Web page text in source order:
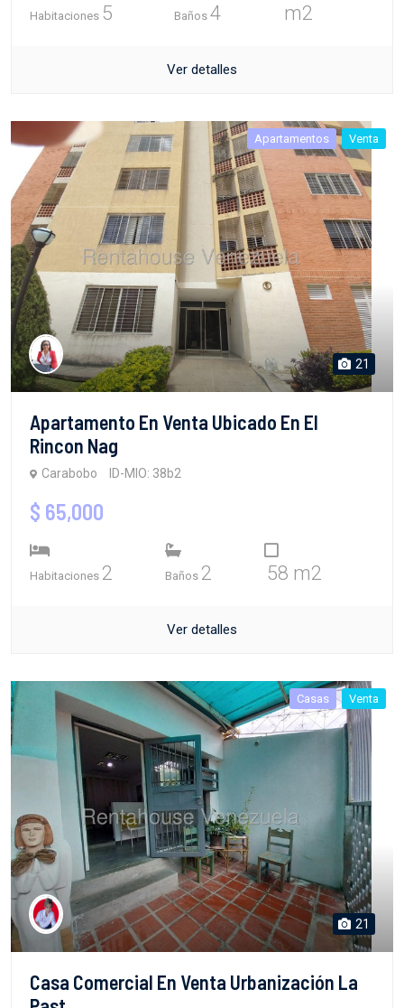
Habitaciones 5 Baños 4 m2
Ver detalles
Apartamentos Venta
21
Apartamento En Venta Ubicado En El
Rincon Nag
Carabobo ID-MIO: 38b2
$ 65,000
Habitaciones 2 Baños 2 58 m2
Ver detalles
Casas Venta
21
Casa Comercial En Venta Urbanización La